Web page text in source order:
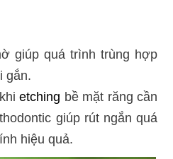
giúp quá trình trùng hợp
gắn.
etching bề mặt răng cần
giúp rút ngắn quá
hiệu quả.